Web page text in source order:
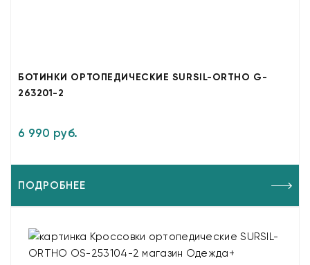
БОТИНКИ ОРТОПЕДИЧЕСКИЕ SURSIL-ORTHO G-
263201-2
6 990 руб.
ПОДРОБНЕЕ